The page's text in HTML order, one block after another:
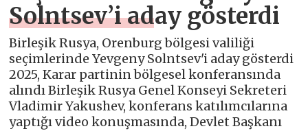
Solntsev’i aday gösterdi
Birleşik Rusya, Orenburg bölgesi valiliği
seçimlerinde Yevgeny Solntsev'i aday gösterdi
2025, Karar partinin bölgesel konferansında
alındı Birleşik Rusya Genel Konseyi Sekreteri
Vladimir Yakushev, konferans katılımcılarına
yaptığı video konuşmasında, Devlet Başkanı